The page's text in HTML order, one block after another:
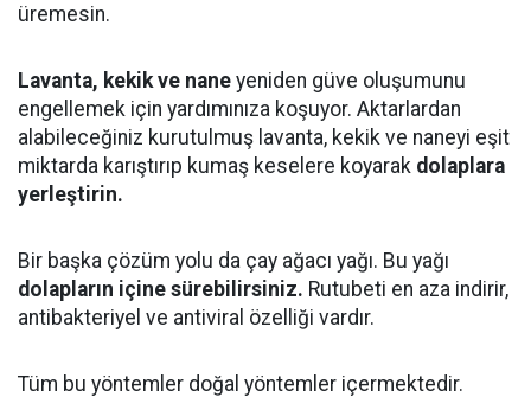
üremesin.
Lavanta, kekik ve nane yeniden güve oluşumunu
engellemek için yardımınıza koşuyor. Aktarlardan
alabileceğiniz kurutulmuş lavanta, kekik ve naneyi eşit
miktarda karıştırıp kumaş keselere koyarak dolaplara
yerleştirin.
Bir başka çözüm yolu da çay ağacı yağı. Bu yağı
dolapların içine sürebilirsiniz. Rutubeti en aza indirir,
antibakteriyel ve antiviral özelliği vardır.
Tüm bu yöntemler doğal yöntemler içermektedir.